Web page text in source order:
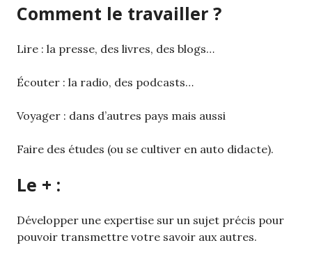
Comment le travailler ?
Lire : la presse, des livres, des blogs…
Écouter : la radio, des podcasts…
Voyager : dans d’autres pays mais aussi
Faire des études (ou se cultiver en auto didacte).
Le + :
Développer une expertise sur un sujet précis pour
pouvoir transmettre votre savoir aux autres.